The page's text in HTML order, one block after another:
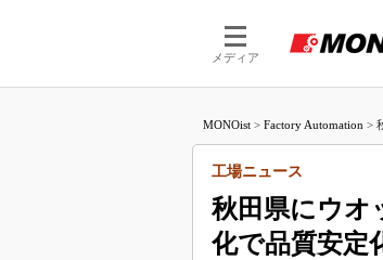
メディア
MONOist > Factory Automation >
秋田県にウオ
化で品質安定
工場ニュース